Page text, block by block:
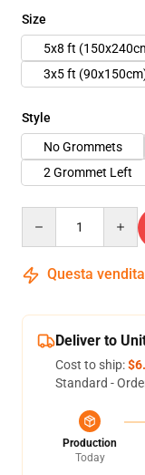
Size
5x8 ft
3x5 ft
Style
No Grommets
2 Grommet Left
Questa
Deliver to
Cost to ship:
Standard -
Production
Today